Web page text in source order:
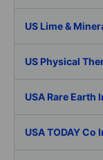
US Lime &
US Physical
USA Rare Earth
USA TODAY Co